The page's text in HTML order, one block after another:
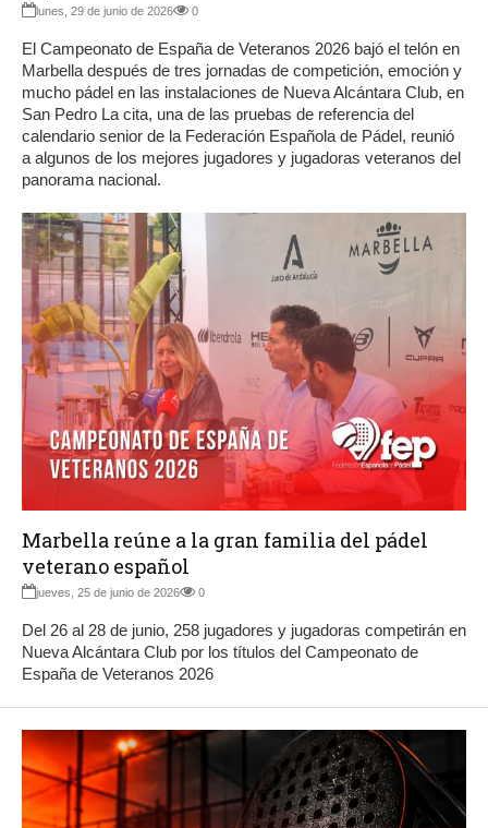
lunes, 29 de junio de 2026 0
El Campeonato de España de Veteranos 2026 bajó el telón en
Marbella después de tres jornadas de competición, emoción y
mucho pádel en las instalaciones de Nueva Alcántara Club, en
San Pedro La cita, una de las pruebas de referencia del
calendario senior de la Federación Española de Pádel, reunió
a algunos de los mejores jugadores y jugadoras veteranos del
panorama nacional.
Marbella reúne a la gran familia del pádel
veterano español
jueves, 25 de junio de 2026 0
Del 26 al 28 de junio, 258 jugadores y jugadoras competirán en
Nueva Alcántara Club por los títulos del Campeonato de
España de Veteranos 2026